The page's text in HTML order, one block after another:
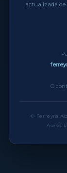
actualizada de
O
© Ferreyra